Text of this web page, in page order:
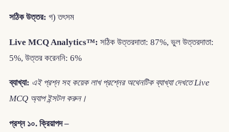
সঠিক উত্তর: গ) তৎসম
Live MCQ Analytics™: সঠিক উত্তরদাতা: 87%, ভুল উত্তরদাতা:
5%, উত্তর করেননি: 6%
ব্যাখ্যা: এই প্রশ্ন সহ কয়েক লাখ প্রশ্নের অথেনটিক ব্যাখ্যা দেখতে Live
MCQ অ্যাপ ইন্সটল করুন।
প্রশ্ন ১০. ক্রিয়াপদ –